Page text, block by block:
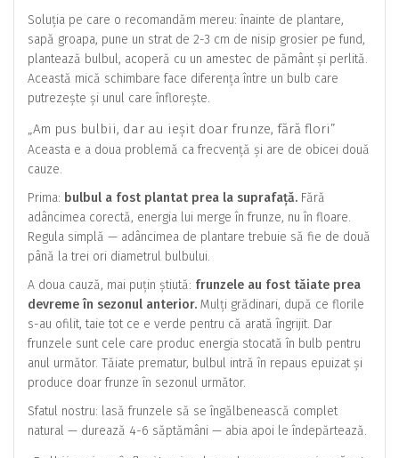
Soluția pe care o recomandăm mereu: înainte de plantare,
sapă groapa, pune un strat de 2-3 cm de nisip grosier pe fund,
plantează bulbul, acoperă cu un amestec de pământ și perlită.
Această mică schimbare face diferența între un bulb care
putrezește și unul care înflorește.
„Am pus bulbii, dar au ieșit doar frunze, fără flori”
Aceasta e a doua problemă ca frecvență și are de obicei două
cauze.
Prima: bulbul a fost plantat prea la suprafață. Fără
adâncimea corectă, energia lui merge în frunze, nu în floare.
Regula simplă — adâncimea de plantare trebuie să fie de două
până la trei ori diametrul bulbului.
A doua cauză, mai puțin știută: frunzele au fost tăiate prea
devreme în sezonul anterior. Mulți grădinari, după ce florile
s-au ofilit, taie tot ce e verde pentru că arată îngrijit. Dar
frunzele sunt cele care produc energia stocată în bulb pentru
anul următor. Tăiate prematur, bulbul intră în repaus epuizat și
produce doar frunze în sezonul următor.
Sfatul nostru: lasă frunzele să se îngălbenească complet
natural — durează 4-6 săptămâni — abia apoi le îndepărtează.